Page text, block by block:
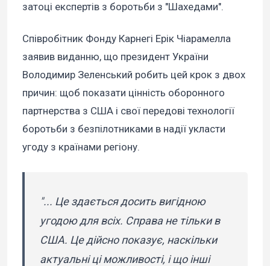
затоці експертів з боротьби з "Шахедами".
Співробітник Фонду Карнегі Ерік Чіарамелла
заявив виданню, що президент України
Володимир Зеленський робить цей крок з двох
причин: щоб показати цінність оборонного
партнерства з США і свої передові технології
боротьби з безпілотниками в надії укласти
угоду з країнами регіону.
"... Це здається досить вигідною
угодою для всіх. Справа не тільки в
США. Це дійсно показує, наскільки
актуальні ці можливості, і що інші